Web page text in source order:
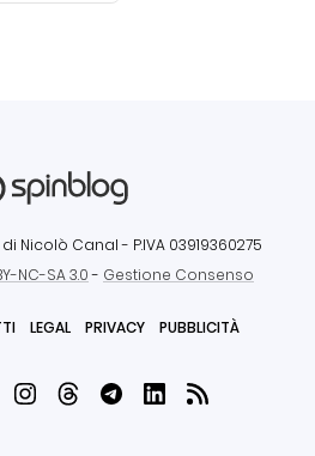
di Nicolò Canal - P.IVA 03919360275
NC-SA 3.0- Gestione Consenso
LEGAL PRIVACY PUBBLICITÀ